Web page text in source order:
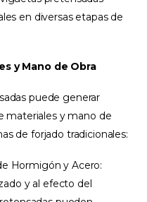
en diversas etapas de
y Mano de Obra
puede generar
materiales y mano de
de forjado tradicionales:
Hormigón y Acero:
y al efecto del